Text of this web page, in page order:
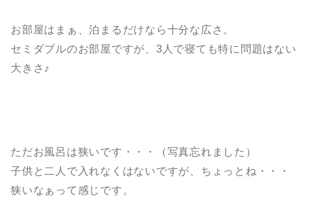
お部屋はまぁ、泊まるだけなら十分な広さ。
セミダブルのお部屋ですが、3人で寝ても特に問題はない
大きさ♪
ただお風呂は狭いです・・・（写真忘れました）
子供と二人で入れなくはないですが、ちょっとね・・・
狭いなぁって感じです。